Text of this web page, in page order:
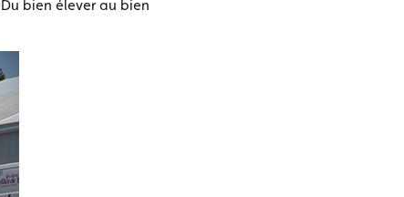
bien élever au bien